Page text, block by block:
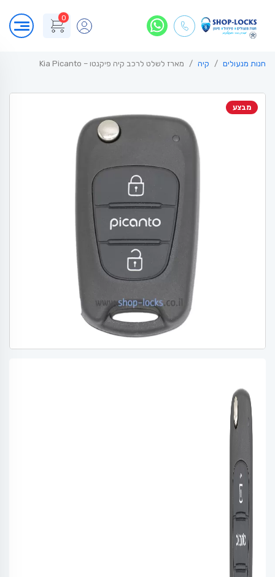
0
חנות מנעולים קיה מארז לשלט לרכב קיה פיקנטו – Kia Picanto
מבצע